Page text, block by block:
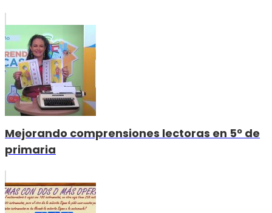
Mejorando comprensiones lectoras en 5º de
primaria